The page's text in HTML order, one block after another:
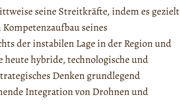
seine Streitkräfte, indem es gezielt
seines
der instabilen Lage in der Region und
hybride, technologische und
Denken grundlegend
Integration von Drohnen und